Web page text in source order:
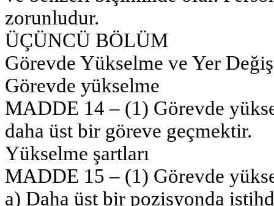
zorunludur.
ÜÇÜNCÜ BÖLÜM
Görevde Yükselme ve Yer
Görevde yükselme
MADDE 14 – (1) Görevde
daha üst bir göreve geçmektir.
Yükselme şartları
MADDE 15 – (1) Görevde
a) Daha üst bir pozisyonda